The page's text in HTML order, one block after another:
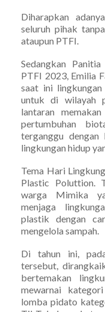
Diharapkan
seluruh pihak
ataupun PTFI.
Sedangkan
PTFI 2023, Emilia
saat ini
untuk di wilayah
lantaran
pertumbuhan
terganggu
lingkungan hidup
Tema Hari
Plastic Poluttion.
warga Mimika
menjaga
plastik dengan
mengelola sampah.
Di tahun ini,
tersebut,
bertemakan
mewarnai
lomba pidato